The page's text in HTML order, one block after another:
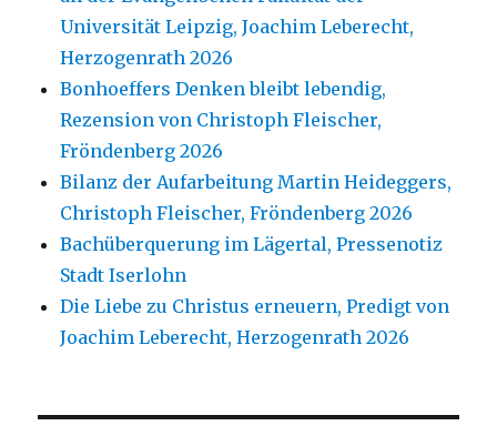
Universität Leipzig, Joachim Leberecht,
Herzogenrath 2026
Bonhoeffers Denken bleibt lebendig,
Rezension von Christoph Fleischer,
Fröndenberg 2026
Bilanz der Aufarbeitung Martin Heideggers,
Christoph Fleischer, Fröndenberg 2026
Bachüberquerung im Lägertal, Pressenotiz
Stadt Iserlohn
Die Liebe zu Christus erneuern, Predigt von
Joachim Leberecht, Herzogenrath 2026